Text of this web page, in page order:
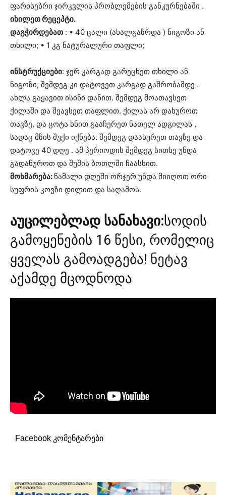
ფარისებრი ჯირკვლის პრობლემების განკურნებაში .
იხილეთ რეცეპტი.
დაგჭირდებათ : • 40 ცალი (ახალგაზრდა ) ნიგოზი ან
თხილი; • 1 კგ ნატურალური თაფლი;
ინსტრუქციები: ჯერ კარგად გარეცხეთ თხილი ან
ნიგოზი, შემდეგ კი დატოვეთ კარგად გაშრობამდე .
ახლა გაყავით ისინი დანით. შემდეგ მოათავსეთ
ქილაში და შეავსეთ თაფლით. ქილას არ დახუროთ
თავზე, და ცოტა ხნით გააჩერეთ ნათელ ადგილას ,
სადაც მზის შუქი იქნება. შემდეგ დაახურეთ თავზე და
დატოვე 40 დღე . ამ პერიოდის შემდეგ სითხე უნდა
გადაწუროთ და შუშის ბოთლში ჩაასხით.
მოხმარება: წამალი დღეში ორჯერ უნდა მიიღოთ ორი
სუფრის კოვზი დილით და საღამოს.
აუცილებლად სანახავი:სოდის
გამოყენების 16 წესი, რომელიც
ყველას გამოადგება! ნეტავ
აქამდე მცოდნოდა
Facebook კომენტარები